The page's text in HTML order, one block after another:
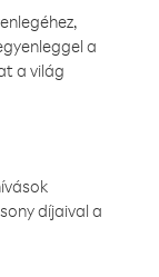
a
a világ
díjaival a